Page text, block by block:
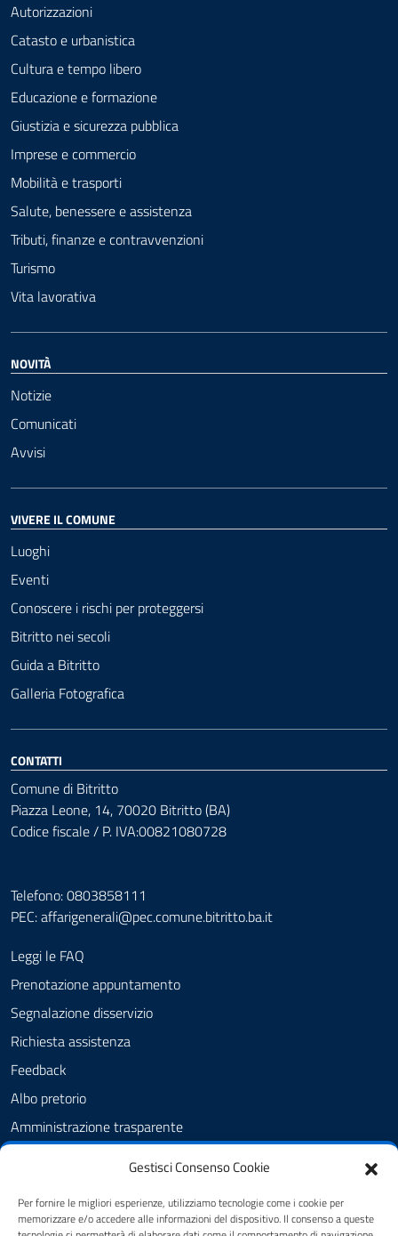
Gestisci Consenso Cookie
Per fornire le migliori esperienze, utilizziamo tecnologie come i cookie per
memorizzare e/o accedere alle informazioni del dispositivo. Il consenso a queste
Autorizzazioni
Catasto e urbanistica
Cultura e tempo libero
Educazione e formazione
Giustizia e sicurezza pubblica
Imprese e commercio
Mobilità e trasporti
Salute, benessere e assistenza
Tributi, finanze e contravvenzioni
Turismo
Vita lavorativa
NOVITÀ
Notizie
Comunicati
Avvisi
VIVERE IL COMUNE
Luoghi
Eventi
Conoscere i rischi per proteggersi
Bitritto nei secoli
Guida a Bitritto
Galleria Fotografica
CONTATTI
Comune di Bitritto
Piazza Leone, 14, 70020 Bitritto (BA)
Codice fiscale / P. IVA:00821080728
Telefono: 0803858111
PEC:affarigenerali@pec.comune.bitritto.ba.it
Leggi le FAQ
Prenotazione appuntamento
Segnalazione disservizio
Richiesta assistenza
Feedback
Albo pretorio
Amministrazione trasparente
Dichiarazione di accessibilità